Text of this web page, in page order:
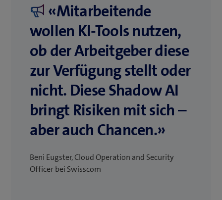
«Mitarbeitende
wollen KI-Tools nutzen,
ob der Arbeitgeber diese
zur Verfügung stellt oder
nicht. Diese Shadow AI
bringt Risiken mit sich –
aber auch Chancen.»
Beni Eugster, Cloud Operation and Security
Officer bei Swisscom